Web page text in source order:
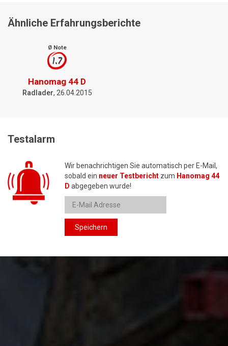
Ähnliche Erfahrungsberichte
Ø Note
1.7
Hanomag 44 D
Radlader, 26.04.2015
Testalarm
Wir benachrichtigen Sie automatisch per E-Mail,
sobald ein neuer Testbericht zum Hanomag 44
D abgegeben wurde!
Speichern